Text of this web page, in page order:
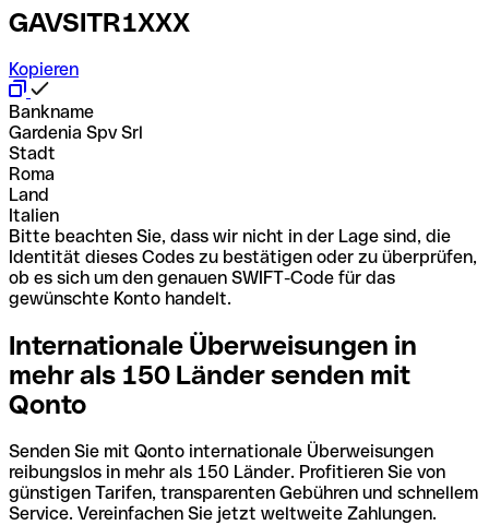
GAVSITR1XXX
Kopieren
Bankname
Gardenia Spv Srl
Stadt
Roma
Land
Italien
Bitte beachten Sie, dass wir nicht in der Lage sind, die
Identität dieses Codes zu bestätigen oder zu überprüfen,
ob es sich um den genauen SWIFT-Code für das
gewünschte Konto handelt.
Internationale Überweisungen in
mehr als 150 Länder senden mit
Qonto
Senden Sie mit Qonto internationale Überweisungen
reibungslos in mehr als 150 Länder. Profitieren Sie von
günstigen Tarifen, transparenten Gebühren und schnellem
Service. Vereinfachen Sie jetzt weltweite Zahlungen.